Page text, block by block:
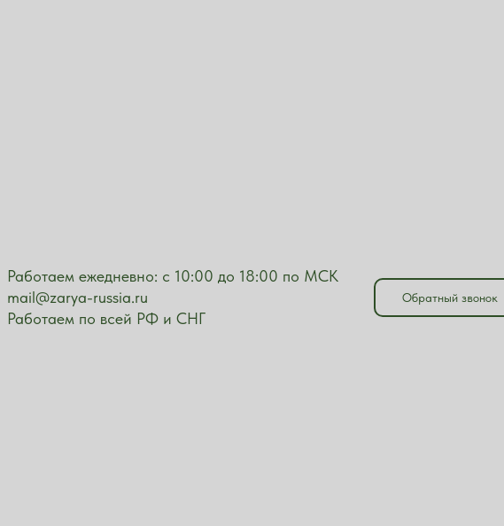
Работаем ежедневно: с 10:00 до 18:00 по МСК
mail@zarya-russia.ru
Работаем по всей РФ и СНГ
Обратный звонок